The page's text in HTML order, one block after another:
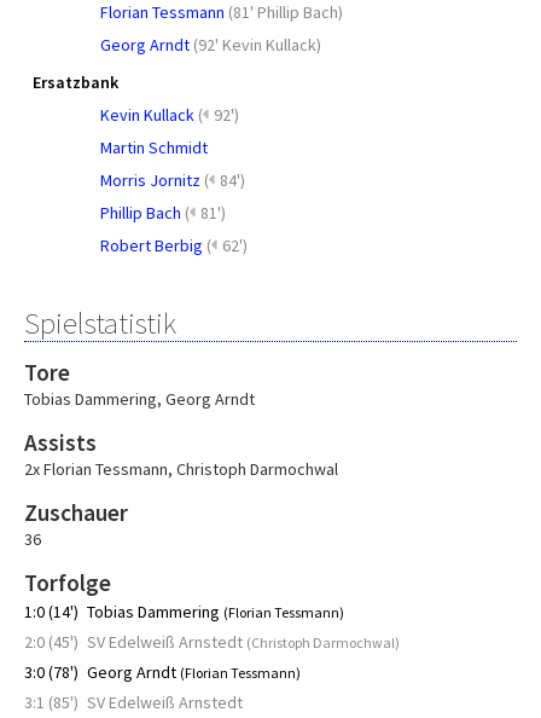
Florian Tessmann (81' Phillip Bach)
Georg Arndt (92' Kevin Kullack)
Ersatzbank
Kevin Kullack ( 92')
Martin Schmidt
Morris Jornitz ( 84')
Phillip Bach ( 81')
Robert Berbig ( 62')
Spielstatistik
Tore
Tobias Dammering, Georg Arndt
Assists
2x Florian Tessmann, Christoph Darmochwal
Zuschauer
36
Torfolge
1:0 (14') Tobias Dammering (Florian Tessmann)
2:0 (45') SV Edelweiß Arnstedt (Christoph Darmochwal)
3:0 (78') Georg Arndt (Florian Tessmann)
3:1 (85') SV Edelweiß Arnstedt